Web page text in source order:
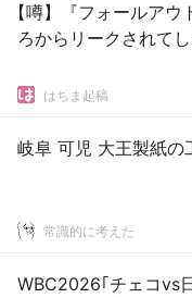
【噂】『フォールア
ろからリークされて
はちま起稿
岐阜 可児 大王製紙の
常識的に考えた
WBC2026｢チェコvs